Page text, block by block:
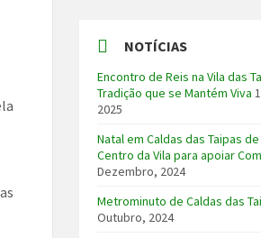
NOTÍCIAS
Encontro de Reis na Vila das
Tradição que se Mantém Viva
2025
Natal em Caldas das Taipas
Centro da Vila para apoiar
Dezembro, 2024
Metrominuto de Caldas das
Outubro, 2024